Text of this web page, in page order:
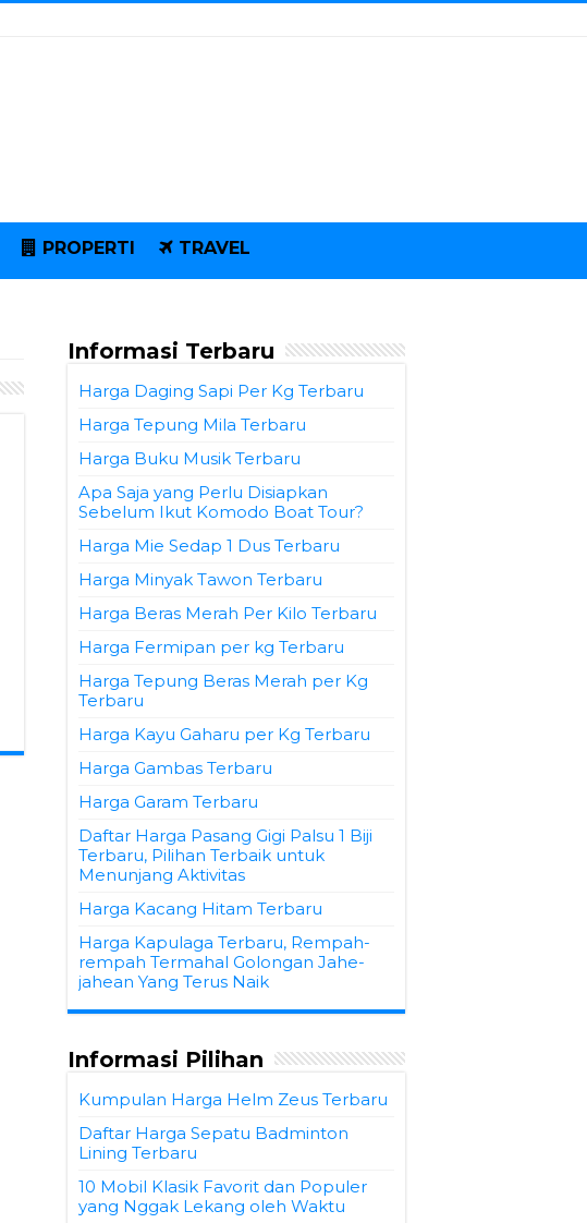
PROPERTI TRAVEL
Informasi Terbaru
Harga Daging Sapi Per Kg Terbaru
Harga Tepung Mila Terbaru
Harga Buku Musik Terbaru
Apa Saja yang Perlu Disiapkan
Sebelum Ikut Komodo Boat Tour?
Harga Mie Sedap 1 Dus Terbaru
Harga Minyak Tawon Terbaru
Harga Beras Merah Per Kilo Terbaru
Harga Fermipan per kg Terbaru
Harga Tepung Beras Merah per Kg
Terbaru
Harga Kayu Gaharu per Kg Terbaru
Harga Gambas Terbaru
Harga Garam Terbaru
Daftar Harga Pasang Gigi Palsu 1 Biji
Terbaru, Pilihan Terbaik untuk
Menunjang Aktivitas
Harga Kacang Hitam Terbaru
Harga Kapulaga Terbaru, Rempah-
rempah Termahal Golongan Jahe-
jahean Yang Terus Naik
Informasi Pilihan
Kumpulan Harga Helm Zeus Terbaru
Daftar Harga Sepatu Badminton
Lining Terbaru
10 Mobil Klasik Favorit dan Populer
yang Nggak Lekang oleh Waktu